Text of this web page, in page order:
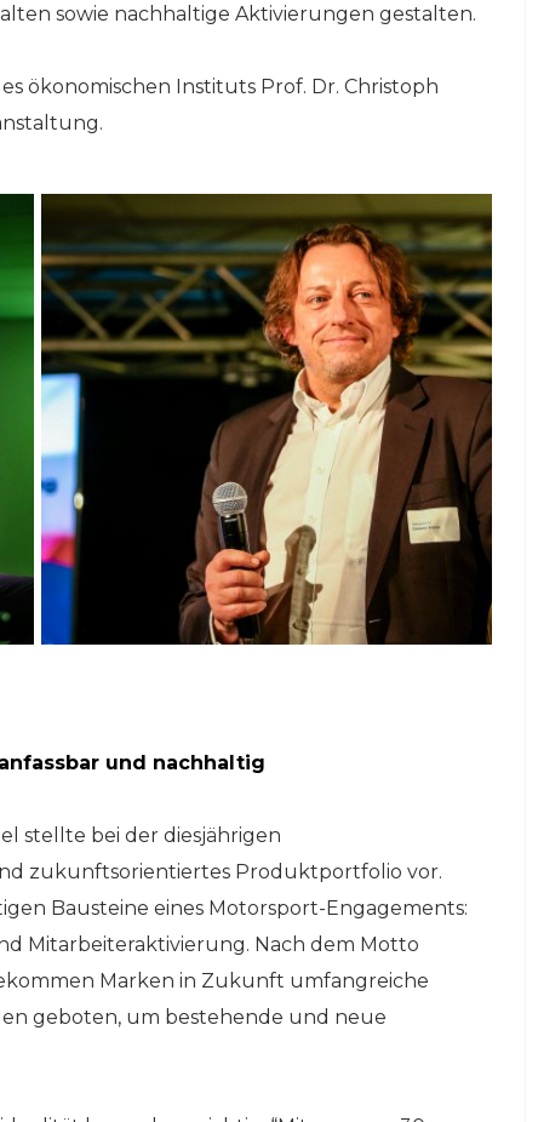
sowie nachhaltige Aktivierungen gestalten.
ökonomischen Instituts Prof. Dr. Christoph
und nachhaltig
stellte bei der diesjährigen
zukunftsorientiertes Produktportfolio vor.
Bausteine eines Motorsport-Engagements:
Mitarbeiteraktivierung. Nach dem Motto
Marken in Zukunft umfangreiche
geboten, um bestehende und neue